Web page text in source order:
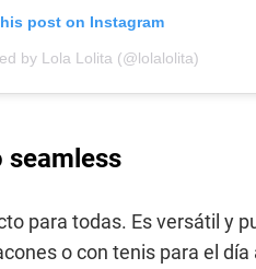
post on Instagram
by Lola Lolita (@lolalolita)
seamless
para todas. Es versátil y
o con tenis para el día